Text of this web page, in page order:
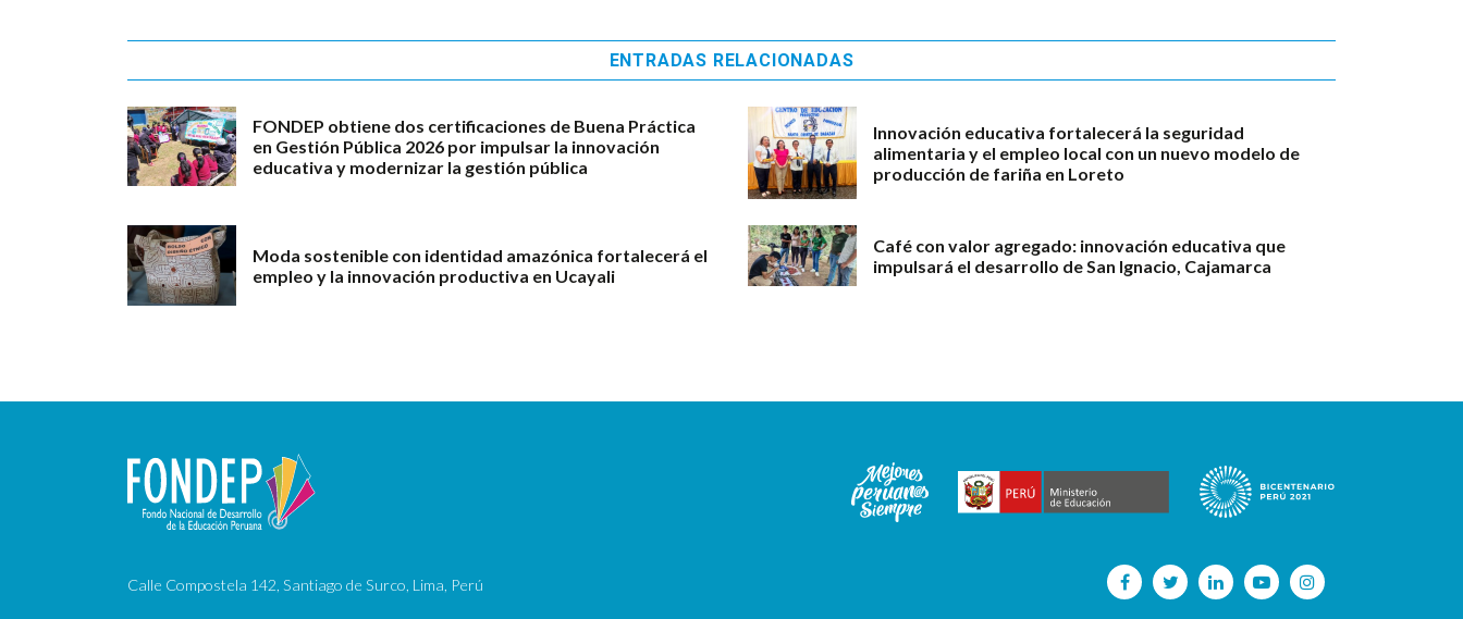
ENTRADAS RELACIONADAS
FONDEP obtiene dos certificaciones de Buena Práctica
en Gestión Pública 2026 por impulsar la innovación
educativa y modernizar la gestión pública
Innovación educativa fortalecerá la seguridad
alimentaria y el empleo local con un nuevo modelo de
producción de fariña en Loreto
Moda sostenible con identidad amazónica fortalecerá el
empleo y la innovación productiva en Ucayali
Café con valor agregado: innovación educativa que
impulsará el desarrollo de San Ignacio, Cajamarca
Calle Compostela 142, Santiago de Surco, Lima, Perú